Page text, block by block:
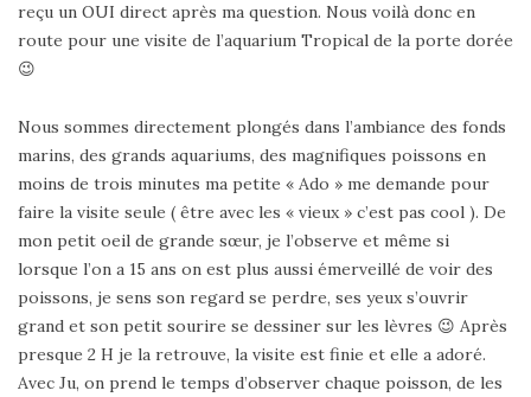
reçu un OUI direct après ma question. Nous voilà donc en
route pour une visite de l’aquarium Tropical de la porte dorée
😉
Nous sommes directement plongés dans l’ambiance des fonds
marins, des grands aquariums, des magnifiques poissons en
moins de trois minutes ma petite « Ado » me demande pour
faire la visite seule ( être avec les « vieux » c’est pas cool ). De
mon petit oeil de grande sœur, je l’observe et même si
lorsque l’on a 15 ans on est plus aussi émerveillé de voir des
poissons, je sens son regard se perdre, ses yeux s’ouvrir
grand et son petit sourire se dessiner sur les lèvres 😉 Après
presque 2 H je la retrouve, la visite est finie et elle a adoré.
Avec Ju, on prend le temps d’observer chaque poisson, de les